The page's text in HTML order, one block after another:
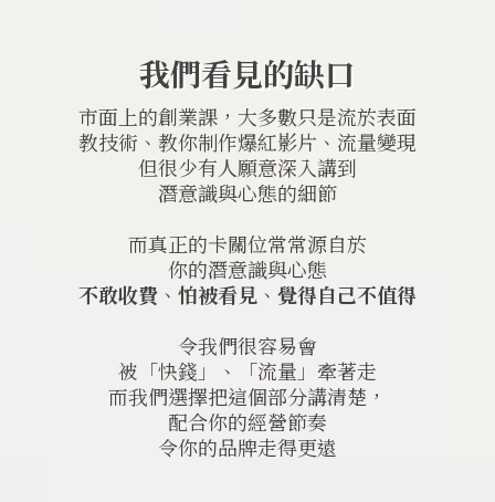
我們看見的缺口
市面上的創業課，大多數只是流於表面
教技術、教你制作爆紅影片、流量變現
但很少有人願意深入講到
潛意識與心態的細節
而真正的卡關位常常源自於
你的潛意識與心態
不敢收費 、 怕被看見 、 覺得自己不值得
令我們很容易會
被「快錢」、「流量」牽著走
而我們選擇把這個部分講清楚，
配合你的經營節奏
令你的品牌走得更遠